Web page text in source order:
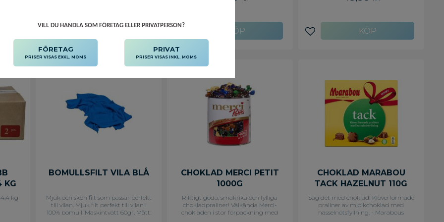
Lägg till i favoriter
av mandlar.
Lägg till i favoriter
KG
kg
BOMULLSFILT VILA BLÅ
Mjuk och skön filt som passar perfekt
till vilan. Mjuk filt perfekt till vilan i
100% bomull. Maskintvätt 60gr. Mått:
CHOKLAD MERCI PETIT
1000G
Riktigt goda, smakrika och fylliga
chokladpraliner! Välkända Merci-
chokladen i stor förpackning med
CHOKLAD MARABOU
TACK HAZELNUT 110G
Säg det med choklad! Klöverformade
praliner av mjölkchoklad med
hasselnötsfyllning. - Marabous
VILL DU HANDLA SOM FÖRETAG ELLER PRIVATPERSON?
FÖRETAG
PRISER VISAS EXKL. MOMS
PRIVAT
PRISER VISAS INKL. MOMS